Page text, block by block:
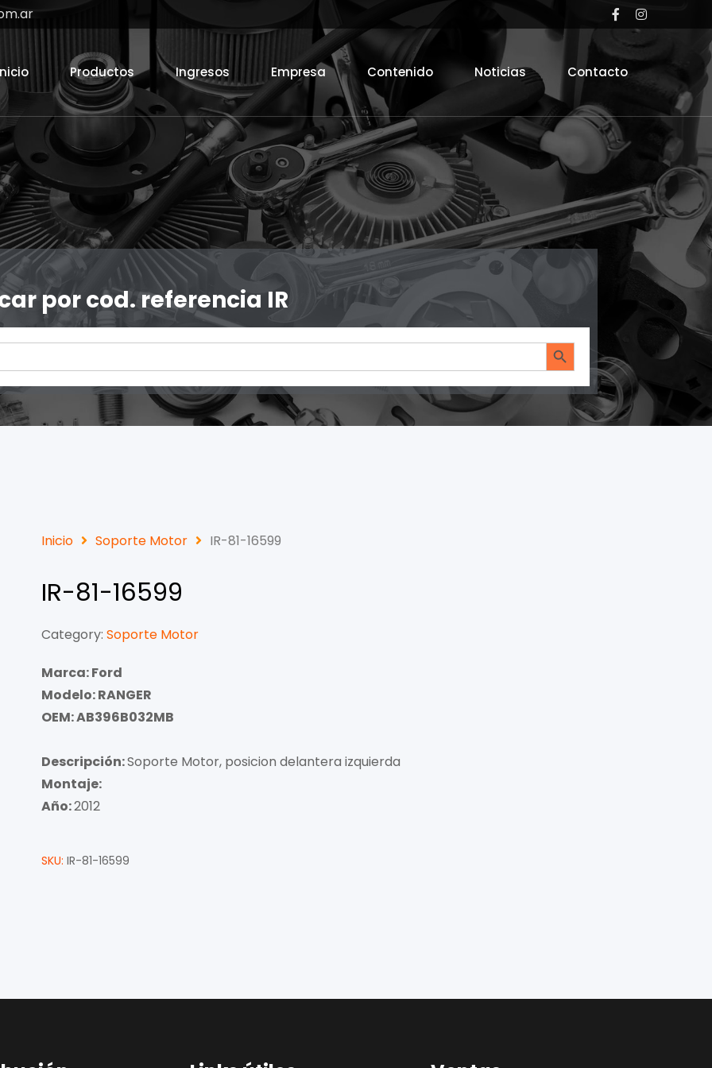
Productos Ingresos Empresa Contenido Noticias Contacto
por cod. referencia IR
Search Button
Inicio Soporte Motor IR-81-16599
IR-81-16599
Category: Soporte Motor
Marca: Ford
Modelo: RANGER
OEM: AB396B032MB
Descripción:Soporte Motor, posicion delantera izquierda
Montaje:
Año:2012
SKU: IR-81-16599